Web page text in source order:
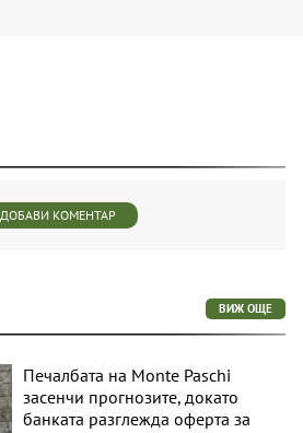
ДОБАВИ КОМЕНТАР
ВИЖ ОЩЕ
Печалбата на Monte Paschi
засенчи прогнозите, докато
банката разглежда оферта за